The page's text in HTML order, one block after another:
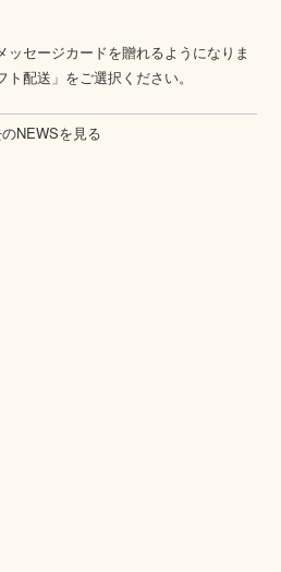
ッセージカードを贈れるようになりま
配送」をご選択ください。
NEWSを見る